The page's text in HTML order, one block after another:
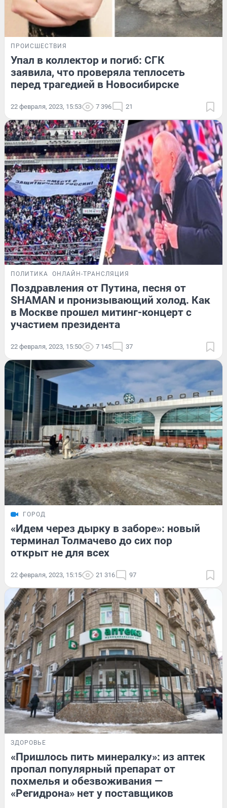
ПРОИСШЕСТВИЯ
Упал в коллектор и погиб: СГК
заявила, что проверяла теплосеть
перед трагедией в Новосибирске
22 февраля, 2023, 15:53 7 396 21
ПОЛИТИКА ОНЛАЙН-ТРАНСЛЯЦИЯ
Поздравления от Путина, песня от
SHAMAN и пронизывающий холод. Как
в Москве прошел митинг-концерт с
участием президента
22 февраля, 2023, 15:50 7 145 37
ГОРОД
«Идем через дырку в заборе»: новый
терминал Толмачево до сих пор
открыт не для всех
22 февраля, 2023, 15:15 21 316 97
ЗДОРОВЬЕ
«Пришлось пить минералку»: из аптек
пропал популярный препарат от
похмелья и обезвоживания —
«Регидрона» нет у поставщиков